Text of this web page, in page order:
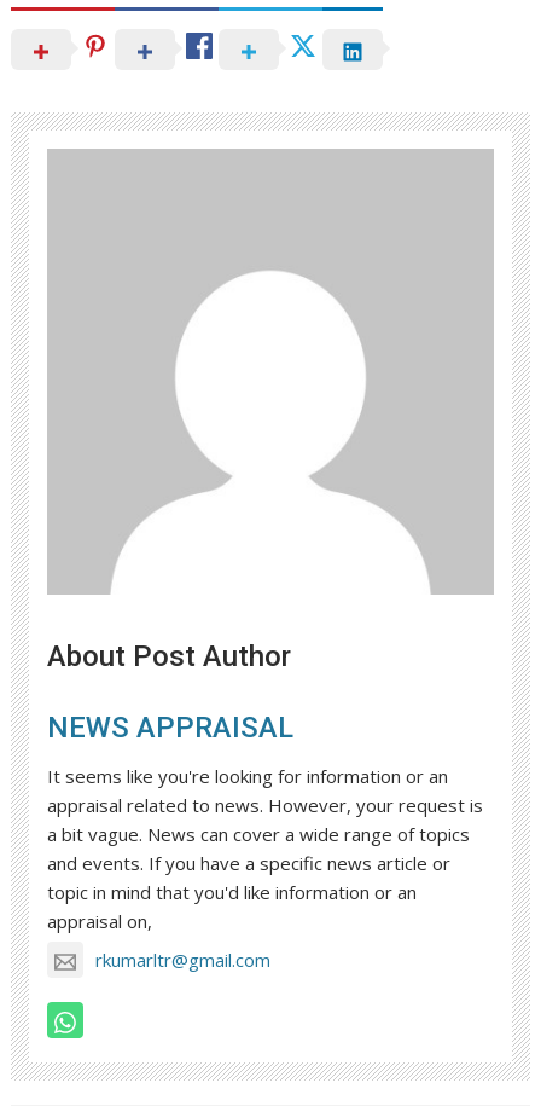
About Post Author
NEWS APPRAISAL
It seems like you're looking for information or an
appraisal related to news. However, your request is
a bit vague. News can cover a wide range of topics
and events. If you have a specific news article or
topic in mind that you'd like information or an
appraisal on,
rkumarltr@gmail.com